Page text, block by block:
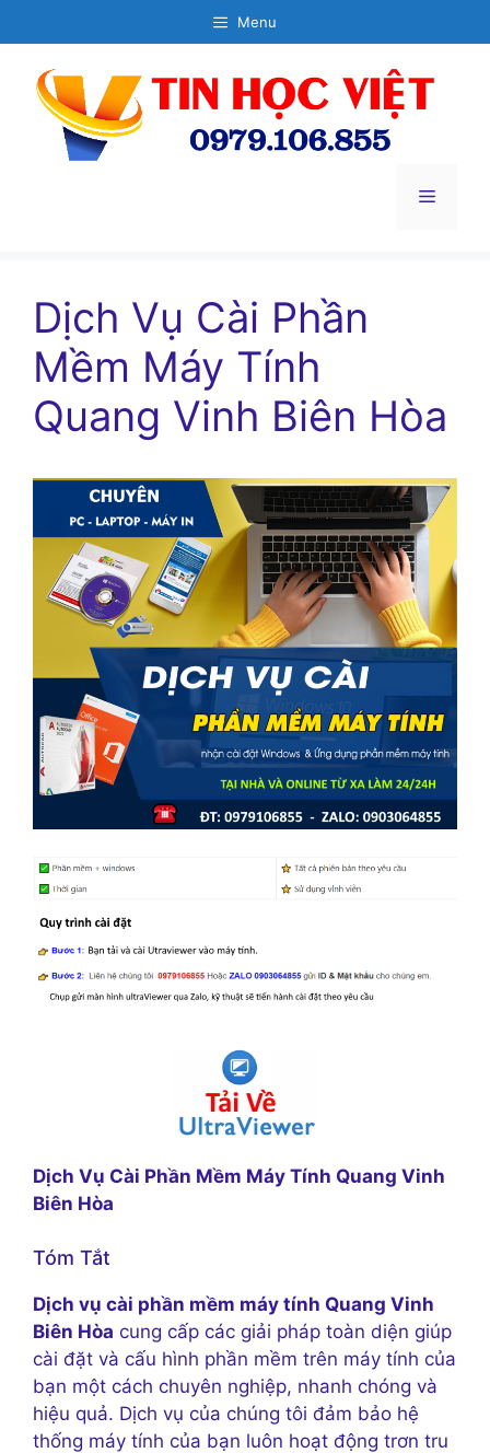
đến
dung
Menu
Menu
Dịch Vụ Cài Phần
Mềm Máy Tính
Quang Vinh Biên Hòa
Dịch Vụ Cài Phần Mềm Máy Tính Quang Vinh
Biên Hòa
Tóm Tắt
Dịch vụ cài phần mềm máy tính Quang Vinh
Biên Hòa cung cấp các giải pháp toàn diện giúp
cài đặt và cấu hình phần mềm trên máy tính của
bạn một cách chuyên nghiệp, nhanh chóng và
hiệu quả. Dịch vụ của chúng tôi đảm bảo hệ
thống máy tính của bạn luôn hoạt động trơn tru